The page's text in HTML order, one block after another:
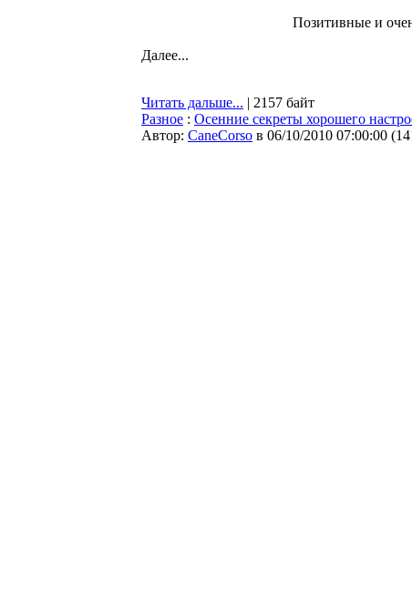
Позитивные и
Далее...
Читать дальше... | 2157 байт
Разное : Осенние секреты хорошего
Автор: CaneCorso в 06/10/2010 07:00:00 (